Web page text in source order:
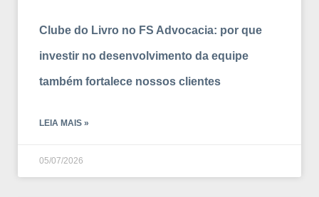
Clube do Livro no FS Advocacia: por que
investir no desenvolvimento da equipe
também fortalece nossos clientes
LEIA MAIS »
05/07/2026